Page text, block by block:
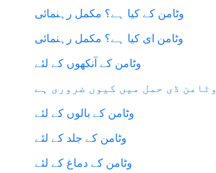
وٹامن کے کیا ہے؟ مکمل رہنمائی
وٹامن ای کیا ہے؟ مکمل رہنمائی
وٹامن کے آنکھوں کے لئے
وٹامن ڈی حمل میں کیوں ضروری ہے
وٹامن کے بالوں کے لئے
وٹامن کے جلد کے لئے
وٹامن کے دماغ کے لئے